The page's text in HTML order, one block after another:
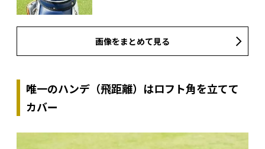
画像をまとめて見る
唯一のハンデ（飛距離）はロフト角を立てて
カバー